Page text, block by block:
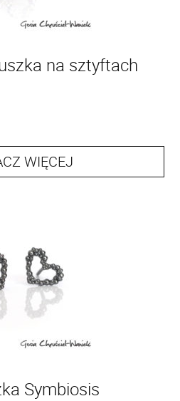
na sztyftach
WIĘCEJ
Symbiosis